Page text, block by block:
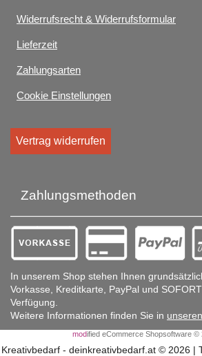
Widerrufsrecht & Widerrufsformular
Lieferzeit
Zahlungsarten
Cookie Einstellungen
Vertrag widerrufen
Zahlungsmethoden
In unserem Shop stehen Ihnen
Vorkasse, Kreditkarte, PayPal und
Verfügung.
Weitere Informationen finden Sie in
Kreativbedarf - deinkreativbedarf.at © 2026 |
modified eCommerce Shopsoftware ©